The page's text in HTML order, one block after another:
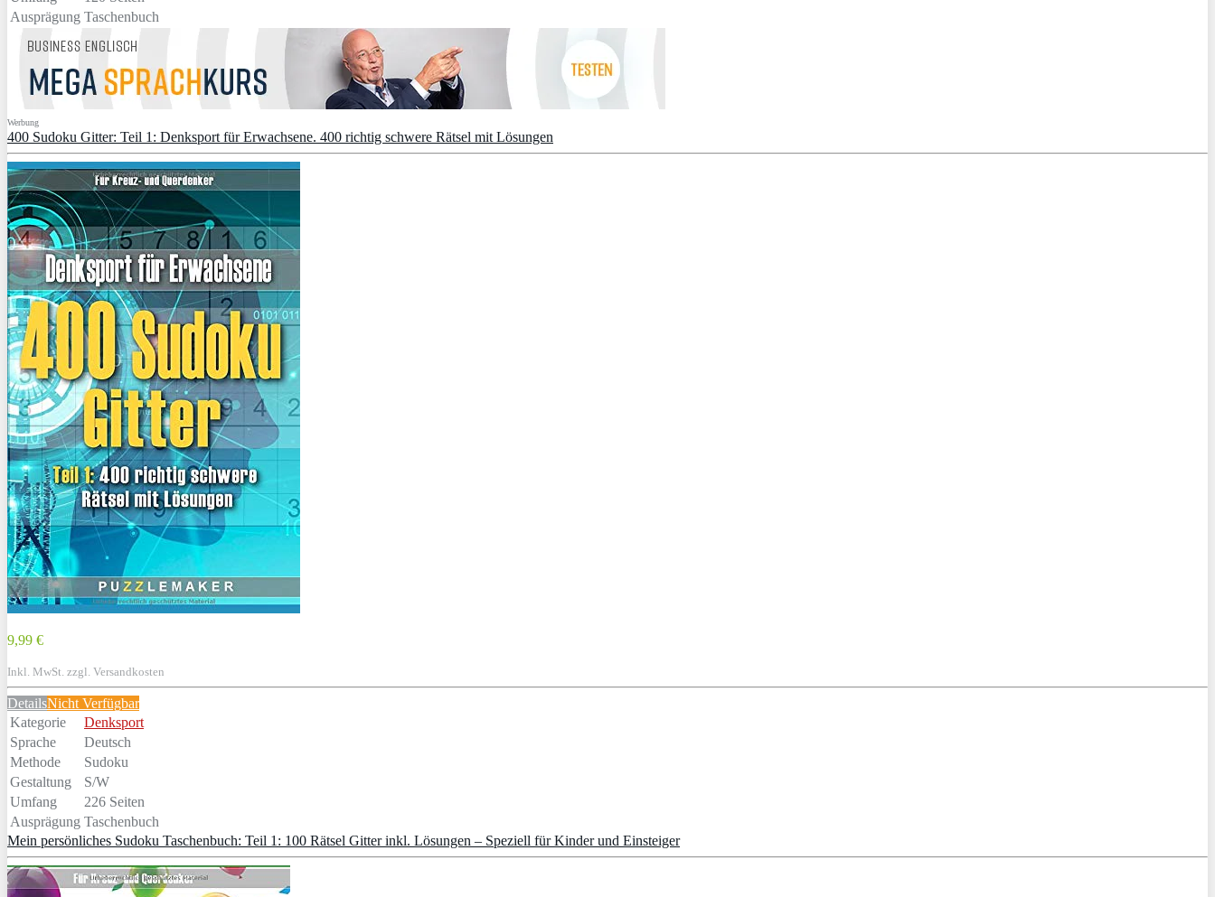
Ausprägung Taschenbuch
Werbung
400 Sudoku Gitter: Teil 1: Denksport für Erwachsene. 400 richtig schwere Rätsel mit Lösungen
9,99 €
Inkl. MwSt. zzgl. Versandkosten
DetailsNicht Verfügbar
Kategorie
Denksport
Sprache
Deutsch
Methode
Sudoku
Gestaltung
S/W
Umfang
226 Seiten
Ausprägung Taschenbuch
Mein persönliches Sudoku Taschenbuch: Teil 1: 100 Rätsel Gitter inkl. Lösungen – Speziell für Kinder und Einsteiger